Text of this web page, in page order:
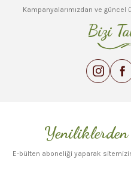
Kampanyalarımızdan ve
Bizi
E-bülten aboneliği yaparak